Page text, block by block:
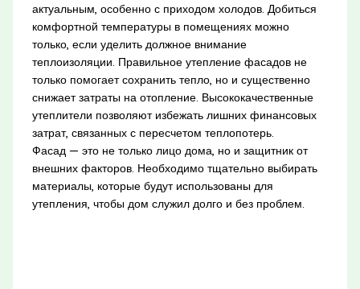
актуальным, особенно с приходом холодов. Добиться
комфортной температуры в помещениях можно
только, если уделить должное внимание
теплоизоляции. Правильное утепление фасадов не
только помогает сохранить тепло, но и существенно
снижает затраты на отопление. Высококачественные
утеплители позволяют избежать лишних финансовых
затрат, связанных с пересчетом теплопотерь.
Фасад — это не только лицо дома, но и защитник от
внешних факторов. Необходимо тщательно выбирать
материалы, которые будут использованы для
утепления, чтобы дом служил долго и без проблем.